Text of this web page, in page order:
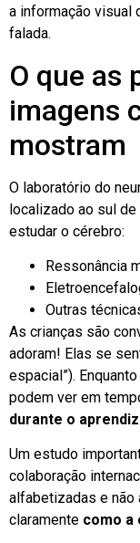
a informação visual
falada.
O que as
imagens
mostram
O laboratório do
localizado ao sul
estudar o cérebro:
Ressonância
Outras
As crianças são
adoram! Elas se
espacial”).
podem ver em
durante o
Um estudo
colaboração
alfabetizadas e
claramente como a